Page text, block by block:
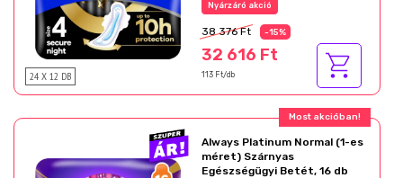
24 X 12 DB
Nyárzáró akció
38 376 Ft -15%
32 616 Ft
113 Ft/db
Most akcióban!
Always Platinum Normal (1-es
méret) Szárnyas
Egészségügyi Betét, 16 db